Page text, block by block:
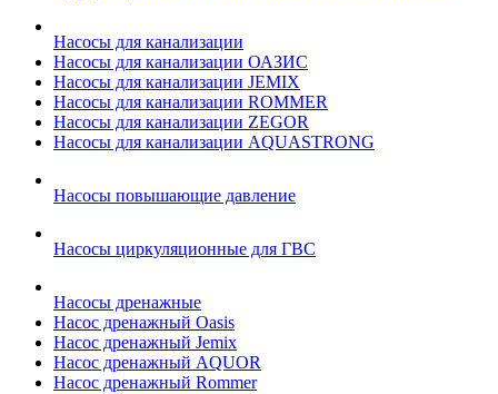
Насосы для канализации
Насосы для канализации ОАЗИС
Насосы для канализации JEMIX
Насосы для канализации ROMMER
Насосы для канализации ZEGOR
Насосы для канализации AQUASTRONG
Насосы повышающие давление
Насосы циркуляционные для ГВС
Насосы дренажные
Насос дренажный Oasis
Насос дренажный Jemix
Насос дренажный AQUOR
Насос дренажный Rommer